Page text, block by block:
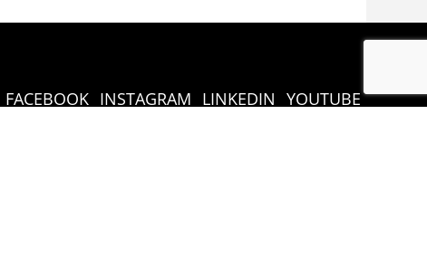
FACEBOOK INSTAGRAM LINKEDIN YOUTUBE